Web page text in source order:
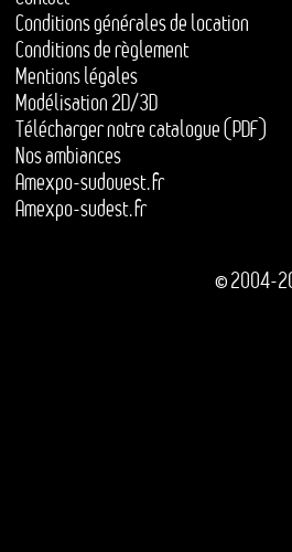
Conditions générales de location
Conditions de règlement
Mentions légales
Modélisation 2D/3D
Télécharger notre catalogue (PDF)
Nos ambiances
Amexpo-sudouest.fr
Amexpo-sudest.fr
© 2004-